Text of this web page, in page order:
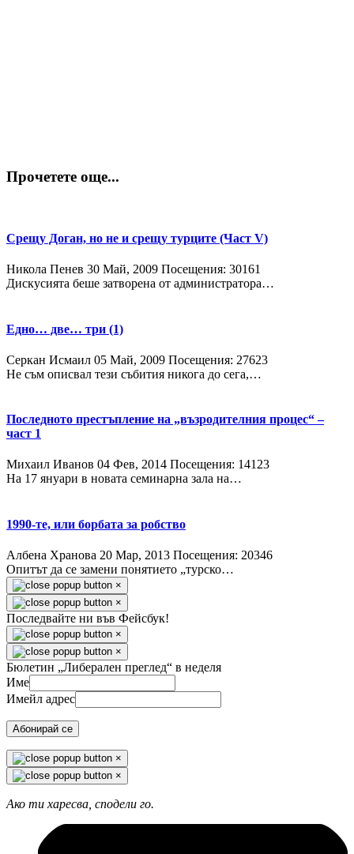
Прочетете още...
Срещу Доган, но не и срещу турците (Част V)
Никола Пенев 30 Май, 2009 Посещения: 30161
Дискусията беше затворена от администратора…
Едно… две… три (1)
Серкан Исмаил 05 Май, 2009 Посещения: 27623
Не съм описвал тези събития никога до сега,…
Последното престъпление на „възродителния процес“ –
част 1
Михаил Иванов 04 Фев, 2014 Посещения: 14123
На 17 януари в новата семинарна зала на…
1990-те, или борбата за робство
Албена Хранова 20 Мар, 2013 Посещения: 20346
Опитът да се замени понятието „турско…
×
×
Последвайте ни във Фейсбук!
×
×
Бюлетин „Либерален преглед“ в неделя
Име
Имейл адрес
Абонирай се
×
×
Ако ти харесва, сподели го.